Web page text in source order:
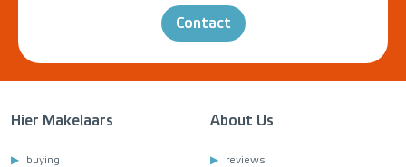
Contact
Hier Makelaars
buying
About Us
reviews